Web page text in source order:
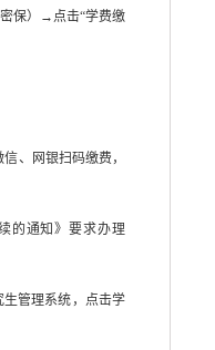
保）→点击“学费缴
、网银扫码缴费，
的通知》要求办理
管理系统，点击学